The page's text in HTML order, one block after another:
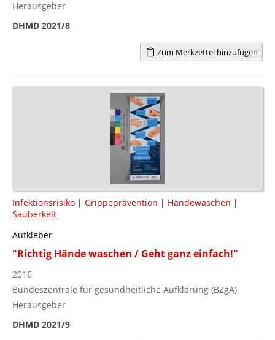
Herausgeber
DHMD 2021/8
Zum Merkzettel hinzufügen
Infektionsrisiko | Grippeprävention | Händewaschen |
Sauberkeit
Aufkleber
"Richtig Hände waschen / Geht ganz einfach!"
2016
Bundeszentrale für gesundheitliche Aufklärung (BZgA),
Herausgeber
DHMD 2021/9